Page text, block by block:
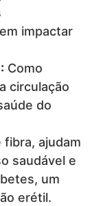
impactar
Como
circulação
do
fibra, ajudam
saudável e
um
erétil.